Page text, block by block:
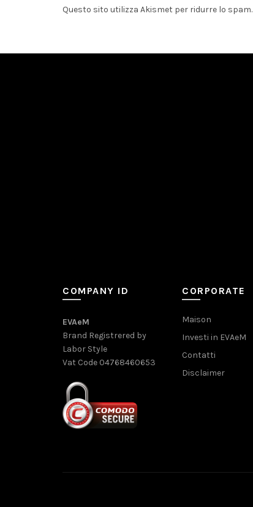
Questo sito utilizza Akismet per ridurre lo spam.
COMPANY ID
EVAeM
Brand Registrered by
Labor Style
Vat Code 04768460653
CORPORATE
Maison
Investi in EVAeM
Contatti
Disclaimer